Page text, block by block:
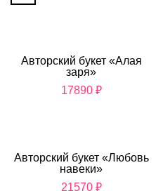
Авторский букет «Алая
заря»
17890 ₽
Авторский букет «Любовь
навеки»
21570 ₽